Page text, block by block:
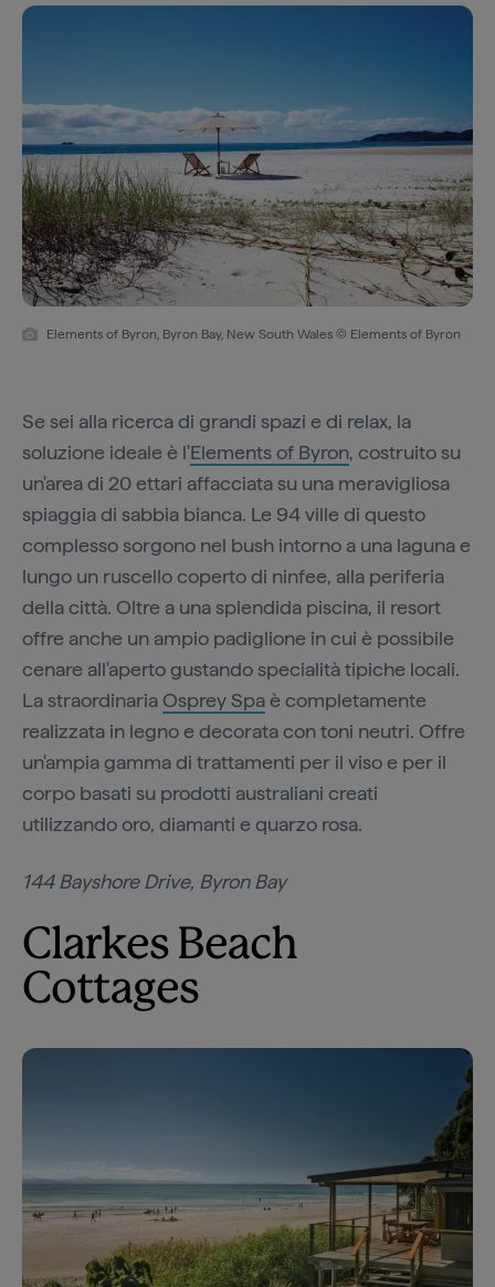
Elements of Byron, Byron Bay, New South Wales © Elements of Byron
Se sei alla ricerca di grandi spazi e di relax, la
soluzione ideale è l'Elements of Byron, costruito su
un'area di 20 ettari affacciata su una meravigliosa
spiaggia di sabbia bianca. Le 94 ville di questo
complesso sorgono nel bush intorno a una laguna e
lungo un ruscello coperto di ninfee, alla periferia
della città. Oltre a una splendida piscina, il resort
offre anche un ampio padiglione in cui è possibile
cenare all'aperto gustando specialità tipiche locali.
La straordinaria Osprey Spaè completamente
realizzata in legno e decorata con toni neutri. Offre
un'ampia gamma di trattamenti per il viso e per il
corpo basati su prodotti australiani creati
utilizzando oro, diamanti e quarzo rosa.
144 Bayshore Drive, Byron Bay
Clarkes Beach
Cottages